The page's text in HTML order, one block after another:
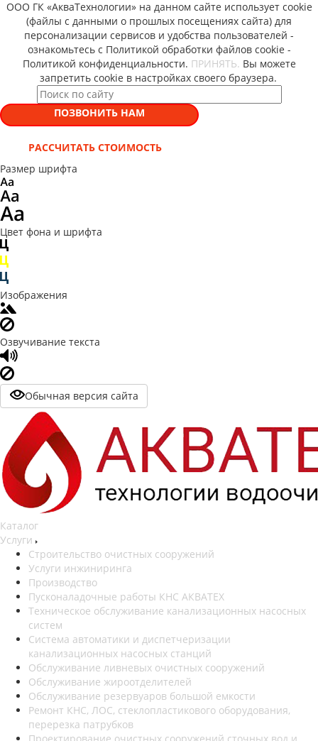
ООО ГК «АкваТехнологии» на данном сайте использует cookie
(файлы с данными о прошлых посещениях сайта) для
персонализации сервисов и удобства пользователей -
ознакомьтесь с Политикой обработки файлов cookie -
Политикой конфиденциальности. ПРИНЯТЬ. Вы можете
запретить cookie в настройках своего браузера.
ПОЗВОНИТЬ НАМ
РАССЧИТАТЬ СТОИМОСТЬ
Размер шрифта
Цвет фона и шрифта
Изображения
Озвучивание текста
Обычная версия сайта
Каталог
Услуги
Строительство очистных сооружений
Услуги инжиниринга
Производство
Пусконаладочные работы КНС АКВАТЕХ
Техническое обслуживание канализационных насосных
систем
Система автоматики и диспетчеризации
канализационных насосных станций
Обслуживание ливневых очистных сооружений
Обслуживание жироотделителей
Обслуживание резервуаров большой емкости
Ремонт КНС, ЛОС, стеклопластикового оборудования,
перерезка патрубков